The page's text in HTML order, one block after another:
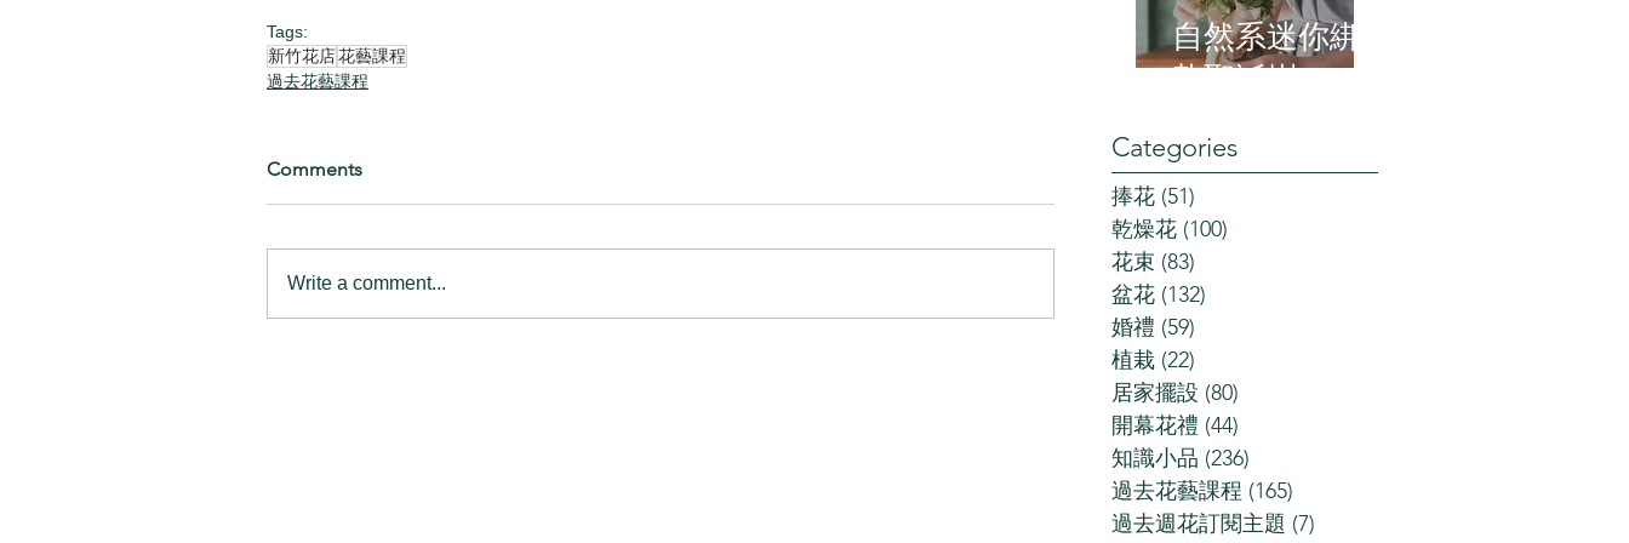
Tags:
新竹花店花藝課程
過去花藝課程
Comments
Write a comment...
自然系迷你綁
紮聖誕樹
Categories
捧花 (51)
乾燥花 (100)
花束 (83)
盆花 (132)
婚禮 (59)
植栽 (22)
居家擺設 (80)
開幕花禮 (44)
知識小品 (236)
過去花藝課程 (165)
過去週花訂閱主題 (7)